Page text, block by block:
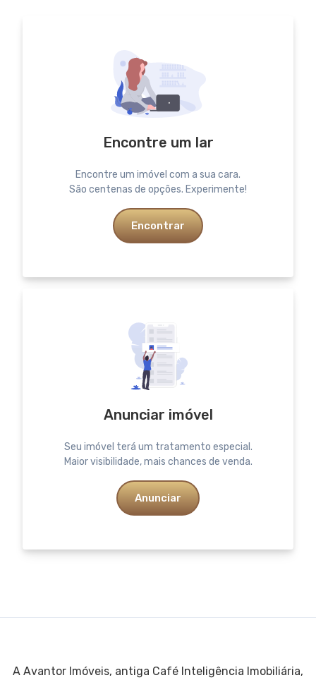
Encontre um lar
Encontre um imóvel com a sua cara.
São centenas de opções. Experimente!
Encontrar
Anunciar imóvel
Seu imóvel terá um tratamento especial.
Maior visibilidade, mais chances de venda.
Anunciar
A Avantor Imóveis, antiga Café Inteligência Imobiliária,